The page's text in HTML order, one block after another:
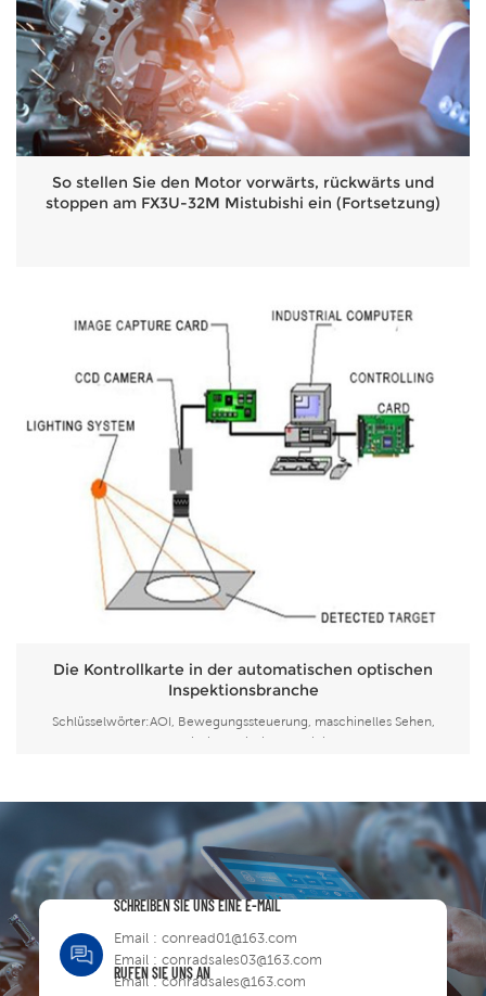
So stellen Sie den Motor vorwärts, rückwärts und
stoppen am FX3U-32M Mistubishi ein (Fortsetzung)
Die Kontrollkarte in der automatischen optischen
Inspektionsbranche
Schlüsselwörter:AOI, Bewegungssteuerung, maschinelles Sehen,
automatische optische Inspektion,
kombiniert. Die maschinelle Bildverarbeitung vervollständigt das
Fotografieren un...
SCHREIBEN SIE UNS EINE E-MAIL
Email : conread01@163.com
Email : conradsales03@163.com
Email :conradsales@163.com
RUFEN SIE UNS AN